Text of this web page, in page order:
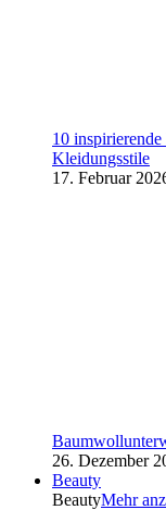
10
Kleidungsstile
17. Februar
26. Dezember
Beauty
BeautyMehr